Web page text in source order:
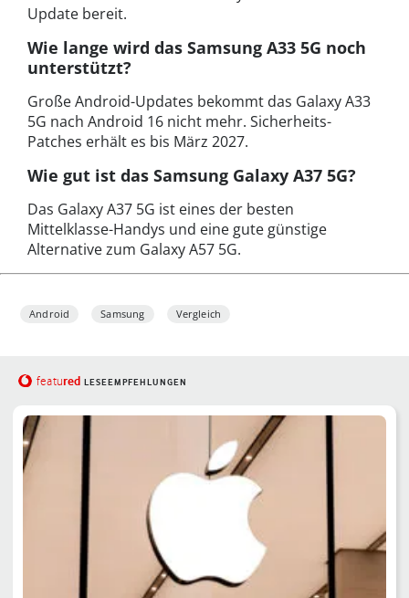
Update bereit.
Wie lange wird das Samsung A33 5G noch
unterstützt?
Große Android-Updates bekommt das Galaxy A33
5G nach Android 16 nicht mehr. Sicherheits-
Patches erhält es bis März 2027.
Wie gut ist das Samsung Galaxy A37 5G?
Das Galaxy A37 5G ist eines der besten
Mittelklasse-Handys und eine gute günstige
Alternative zum Galaxy A57 5G.
Android Samsung Vergleich
featured LESEEMPFEHLUNGEN